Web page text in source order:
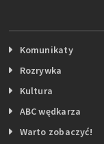
Komunikaty
Rozrywka
Kultura
ABC wędkarza
Warto zobaczyć!